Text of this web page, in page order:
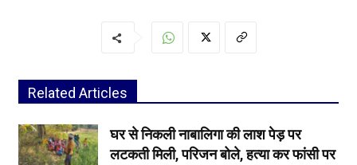
Related Articles
घर से निकली नाबालिगा की लाश पेड़ पर
लटकती मिली, परिजन बोले, हत्या कर फांसी पर